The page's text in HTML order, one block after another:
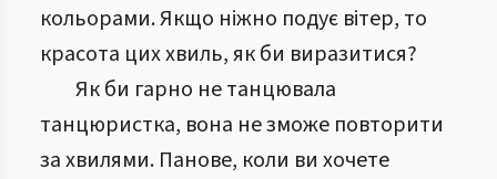
кольорами. Якщо ніжно подує вітер, то
красота цих хвиль, як би виразитися?
Як би гарно не танцювала
танцюристка, вона не зможе повторити
за хвилями. Панове, коли ви хочете